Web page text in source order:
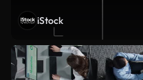
iStock